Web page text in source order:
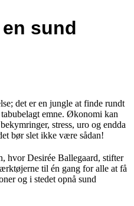
sund
det er en jungle at finde rundt
emne. Økonomi kan
stress, uro og endda
bør slet ikke være sådan!
hvor Desirée Ballegaard, stifter
til én gang for alle at få
og i stedet opnå sund